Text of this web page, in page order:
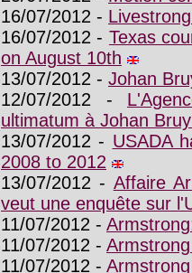
16/07/2012 -
16/07/2012 - Texas
on August 10th
13/07/2012 - Johan
12/07/2012 -
ultimatum à Johan
13/07/2012 - USADA
2008 to 2012
13/07/2012 - Affaire
veut une enquête sur
11/07/2012 -
11/07/2012 -
11/07/2012 -